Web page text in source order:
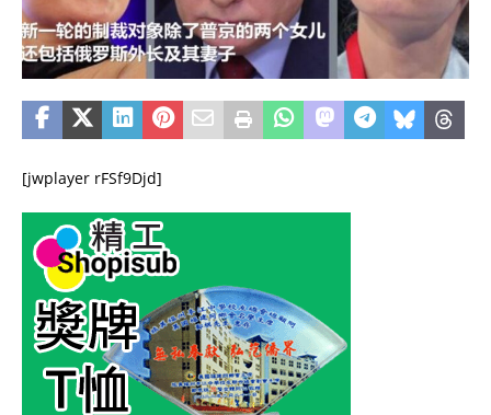
[jwplayer rFSf9Djd]